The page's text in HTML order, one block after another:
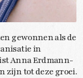
gewonnen als de
in
Anna Erdmann-
zijn tot deze groei.